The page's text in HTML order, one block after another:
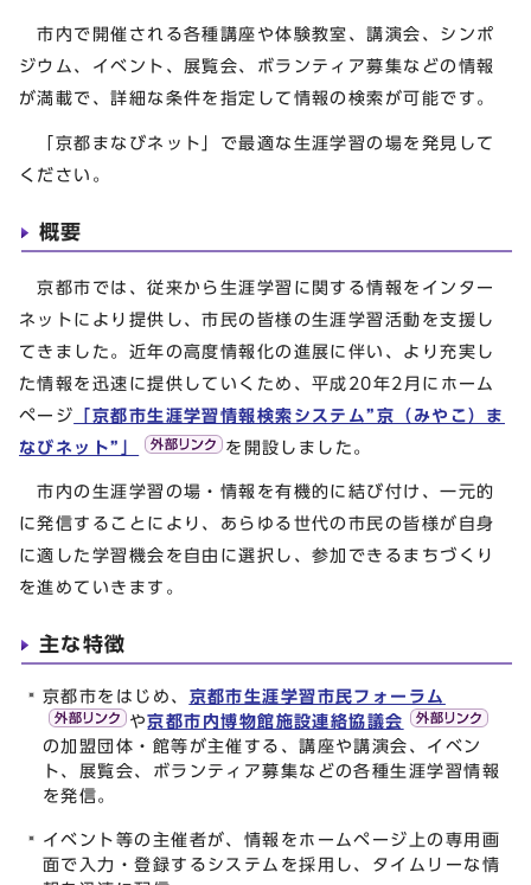
市内で開催される各種講座や体験教室、講演会、シンポ
ジウム、イベント、展覧会、ボランティア募集などの情報
が満載で、詳細な条件を指定して情報の検索が可能です。
「京都まなびネット」で最適な生涯学習の場を発見して
ください。
概要
京都市では、従来から生涯学習に関する情報をインター
ネットにより提供し、市民の皆様の生涯学習活動を支援し
てきました。近年の高度情報化の進展に伴い、より充実し
た情報を迅速に提供していくため、平成20年2月にホーム
ページ 「京都市生涯学習情報検索システム”京（みやこ）ま
なびネット”」
を開設しました。
市内の生涯学習の場・情報を有機的に結び付け、一元的
に発信することにより、あらゆる世代の市民の皆様が自身
に適した学習機会を自由に選択し、参加できるまちづくり
を進めていきます。
主な特徴
京都市をはじめ、 京都市生涯学習市民フォーラム
や京都市内博物館施設連絡協議会
の加盟団体・館等が主催する、講座や講演会、イベン
ト、展覧会、ボランティア募集などの各種生涯学習情報
を発信。
イベント等の主催者が、情報をホームページ上の専用画
面で入力・登録するシステムを採用し、タイムリーな情